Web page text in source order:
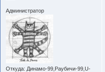
Администратор
Откуда: Динамо-99,Раубичи-99,U-